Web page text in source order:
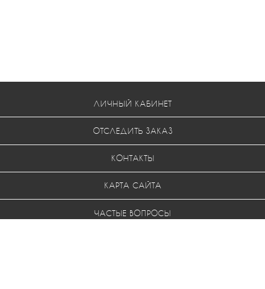
ЛИЧНЫЙ КАБИНЕТ
ОТСЛЕДИТЬ ЗАКАЗ
КОНТАКТЫ
КАРТА САЙТА
ЧАСТЫЕ ВОПРОСЫ